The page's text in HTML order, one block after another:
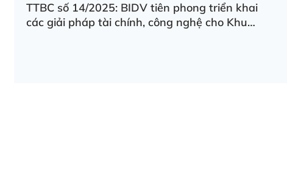
TTBC số 14/2025: BIDV tiên phong triển khai
các giải pháp tài chính, công nghệ cho Khu